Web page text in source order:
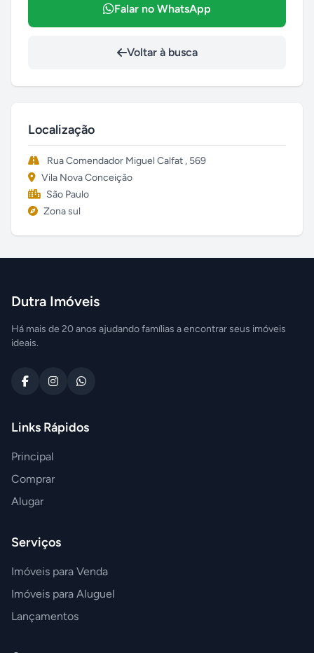
Falar no WhatsApp
Voltar à busca
Localização
Rua Comendador Miguel Calfat , 569
Vila Nova Conceição
São Paulo
Zona sul
Dutra Imóveis
Há mais de 20 anos ajudando famílias a encontrar seus imóveis
ideais.
Links Rápidos
Principal
Comprar
Alugar
Serviços
Imóveis para Venda
Imóveis para Aluguel
Lançamentos